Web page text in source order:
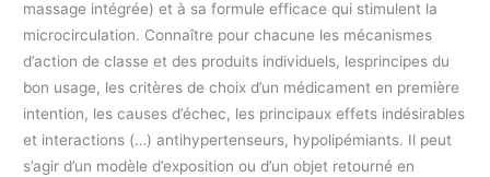
massage intégrée) et à sa formule efficace qui stimulent la
microcirculation. Connaître pour chacune les mécanismes
d’action de classe et des produits individuels, lesprincipes du
bon usage, les critères de choix d’un médicament en première
intention, les causes d’échec, les principaux effets indésirables
et interactions (…) antihypertenseurs, hypolipémiants. Il peut
s’agir d’un modèle d’exposition ou d’un objet retourné en